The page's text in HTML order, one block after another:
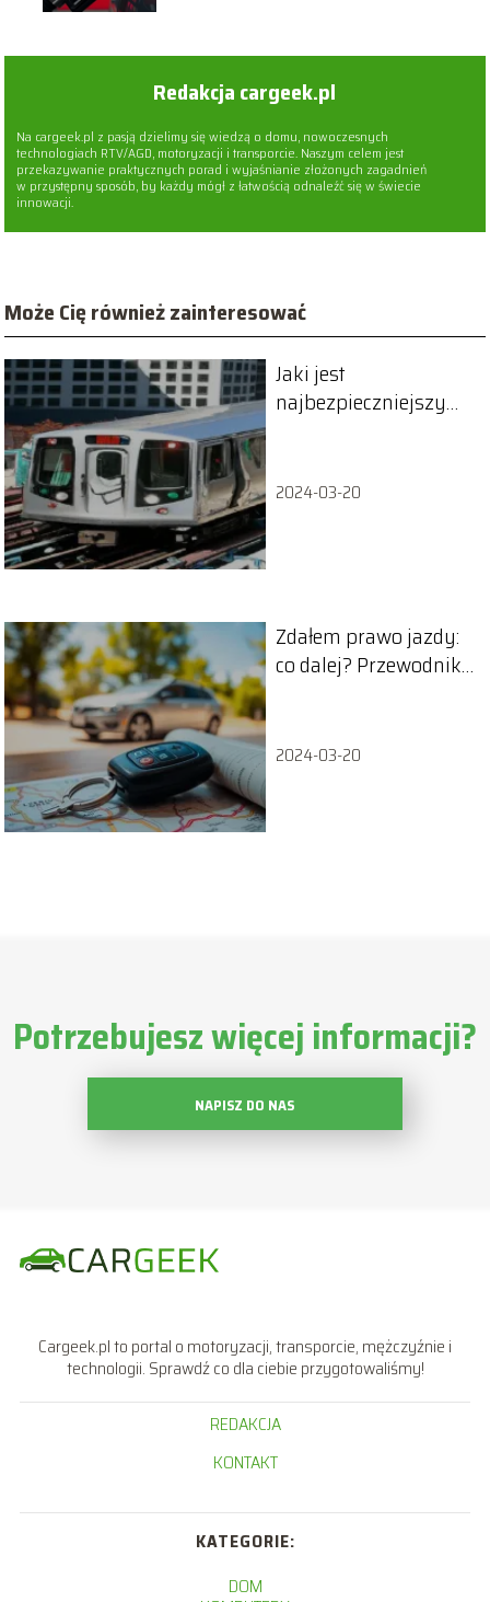
Redakcja cargeek.pl
Na cargeek.pl z pasją dzielimy się wiedzą o domu, nowoczesnych
technologiach RTV/AGD, motoryzacji i transporcie. Naszym celem jest
przekazywanie praktycznych porad i wyjaśnianie złożonych zagadnień
w przystępny sposób, by każdy mógł z łatwością odnaleźć się w świecie
innowacji.
Może Cię również zainteresować
Jaki jest
najbezpieczniejszy
2024-03-20
Zdałem prawo jazdy:
co dalej? Przewodnik
2024-03-20
Potrzebujesz więcej informacji?
NAPISZ DO NAS
Cargeek.pl to portal o motoryzacji, transporcie, mężczyźnie i
technologii. Sprawdź co dla ciebie przygotowaliśmy!
REDAKCJA
KONTAKT
KATEGORIE:
DOM